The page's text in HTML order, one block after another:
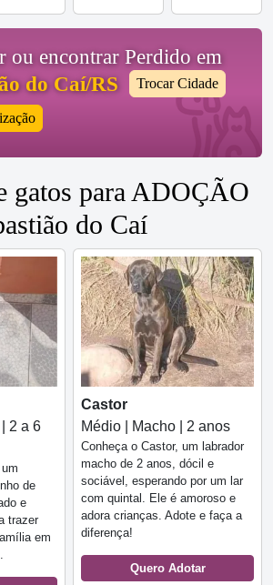
ou encontrar Perdido em
do Caí/RS
Trocar Cidade
gatos para ADOÇÃO
do Caí
2 a 6
de
e
trazer
em
Castor
Médio | Macho | 2 anos
Conheça o Castor, um labrador
macho de 2 anos, dócil e
sociável, esperando por um lar
com quintal. Ele é amoroso e
adora crianças. Adote e faça a
diferença!
Quero Adotar